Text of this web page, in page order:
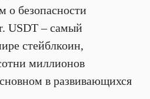
о безопасности
USDT – самый
стейблкоин,
миллионов
в развивающихся